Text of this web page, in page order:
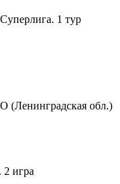
1 тур
(Ленинградская обл.)
игра